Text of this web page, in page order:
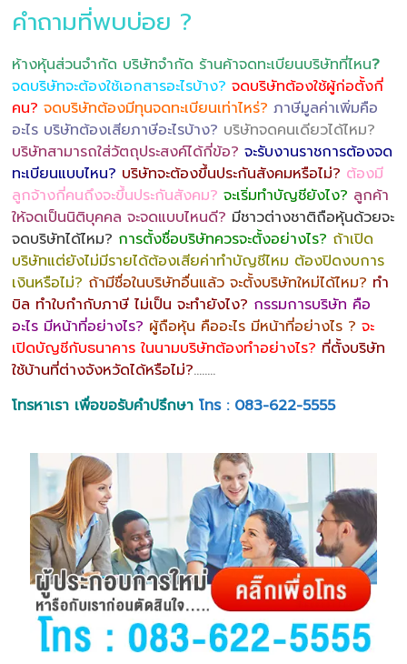
คำถามที่พบบ่อย ?
ห้างหุ้นส่วนจำกัด บริษัทจำกัด ร้านค้าจดทะเบียนบริษัทที่ไหน?
จดบริษัทจะต้องใช้เอกสารอะไรบ้าง? จดบริษัทต้องใช้ผู้ก่อตั้งกี่
คน? จดบริษัทต้องมีทุนจดทะเบียนเท่าไหร่? ภาษีมูลค่าเพิ่มคือ
อะไร บริษัทต้องเสียภาษีอะไรบ้าง? บริษัทจดคนเดียวได้ไหม?
บริษัทสามารถใส่วัตถุประสงค์ได้กี่ข้อ? จะรับงานราชการต้องจด
ทะเบียนแบบไหน? บริษัทจะต้องขึ้นประกันสังคมหรือไม่? ต้องมี
ลูกจ้างกี่คนถึงจะขึ้นประกันสังคม? จะเริ่มทำบัญชียังไง? ลูกค้า
ให้จดเป็นนิติบุคคล จะจดแบบไหนดี? มีชาวต่างชาติถือหุ้นด้วยจะ
จดบริษัทได้ไหม? การตั้งชื่อบริษัทควรจะตั้งอย่างไร? ถ้าเปิด
บริษัทแต่ยังไม่มีรายได้ต้องเสียค่าทำบัญชีไหม ต้องปิดงบการ
เงินหรือไม่? ถ้ามีชื่อในบริษัทอื่นแล้ว จะตั้งบริษัทใหม่ได้ไหม? ทำ
บิล ทำใบกำกับภาษี ไม่เป็น จะทำยังไง? กรรมการบริษัท คือ
อะไร มีหน้าที่อย่างไร? ผู้ถือหุ้น คืออะไร มีหน้าที่อย่างไร ? จะ
เปิดบัญชีกับธนาคาร ในนามบริษัทต้องทำอย่างไร? ที่ตั้งบริษัท
ใช้บ้านที่ต่างจังหวัดได้หรือไม่?……..
โทรหาเรา เพื่อขอรับคำปรึกษา โทร : 083-622-5555